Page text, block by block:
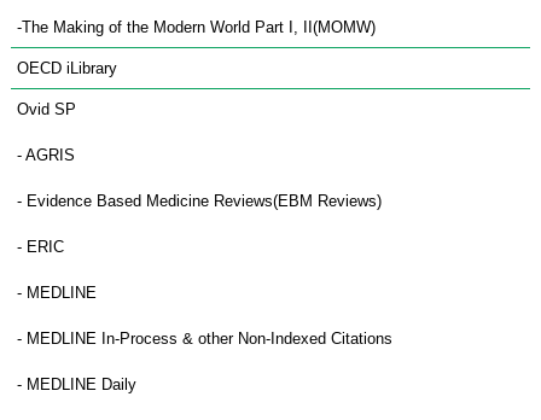
-The Making of the Modern World Part I, II(MOMW)
OECD iLibrary
Ovid SP
- AGRIS
- Evidence Based Medicine Reviews(EBM Reviews)
- ERIC
- MEDLINE
- MEDLINE In-Process & other Non-Indexed Citations
- MEDLINE Daily